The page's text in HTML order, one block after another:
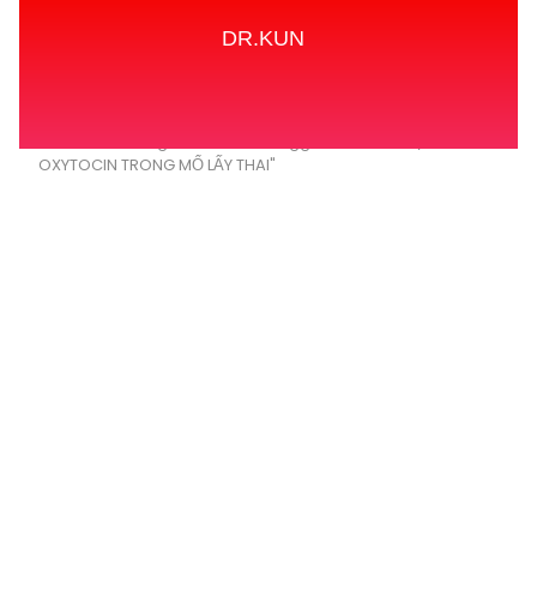
DR.KUN
OXYTOCIN TRONG MỔ LẤY THAI"